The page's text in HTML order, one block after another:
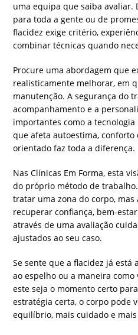
uma equipa que saiba avaliar.
para toda a gente ou de
flacidez exige critério,
combinar técnicas quando
Procure uma abordagem que
realisticamente melhorar, em
manutenção. A segurança do
acompanhamento e a
importantes como a
que afeta autoestima,
orientado faz toda a diferença.
Nas Clínicas Em Forma, esta
do próprio método de
tratar uma zona do corpo, mas
recuperar confiança, bem-
através de uma avaliação
ajustados ao seu caso.
Se sente que a flacidez já está
ao espelho ou a maneira como
este seja o momento certo
estratégia certa, o corpo pode
equilíbrio, mais cuidado e